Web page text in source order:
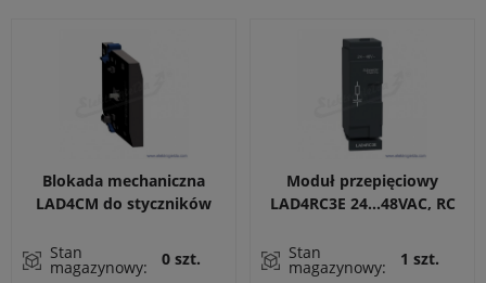
Blokada mechaniczna
LAD4CM do styczników
LC1DT80A do zestawu
nawrotnego
Stan
magazynowy: 0 szt.
Moduł przepięciowy
LAD4RC3E 24...48VAC, RC
Stan
magazynowy: 1 szt.